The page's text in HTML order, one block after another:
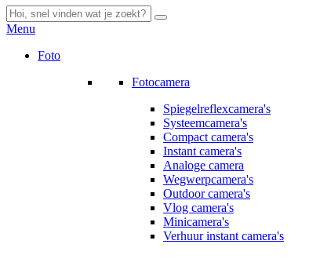
Menu
Foto
Fotocamera
Spiegelreflexcamera's
Systeemcamera's
Compact camera's
Instant camera's
Analoge camera
Wegwerpcamera's
Outdoor camera's
Vlog camera's
Minicamera's
Verhuur instant camera's